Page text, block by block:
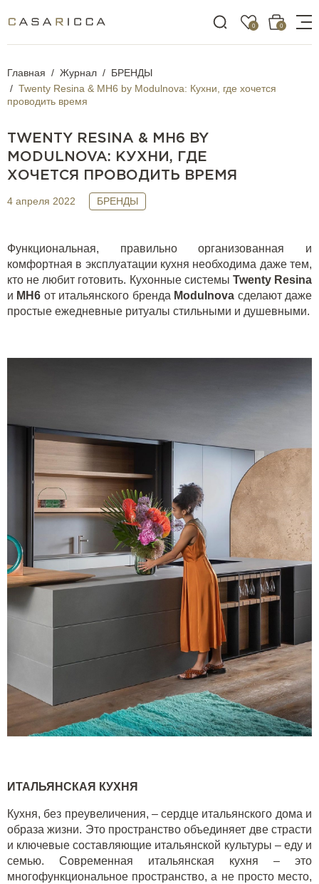
0 0
Главная Журнал
БРЕНДЫ
Twenty Resina & MH6 by Modulnova: Кухни, где хочется
проводить время
TWENTY RESINA & MH6 BY
MODULNOVA: КУХНИ, ГДЕ
ХОЧЕТСЯ ПРОВОДИТЬ ВРЕМЯ
4 апреля 2022 БРЕНДЫ
Функциональная, правильно организованная и
комфортная в эксплуатации кухня необходима даже тем,
кто не любит готовить. Кухонные системы Twenty Resina
и MH6 от итальянского бренда Modulnova сделают даже
простые ежедневные ритуалы стильными и душевными.
ИТАЛЬЯНСКАЯ КУХНЯ
Кухня, без преувеличения, – сердце итальянского дома и
образа жизни. Это пространство объединяет две страсти
и ключевые составляющие итальянской культуры – еду и
семью. Современная итальянская кухня – это
многофункциональное пространство, а не просто место,